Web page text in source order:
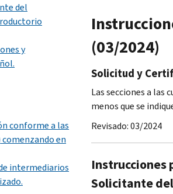
del
y
conforme a las
comenzando en
intermediarios
(03/2024)
Solicitud y
Las secciones a las
menos que se
Revisado: 03/2024
Instrucciones
Solicitante